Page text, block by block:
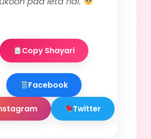
Copy Shayari
Facebook
Twitter